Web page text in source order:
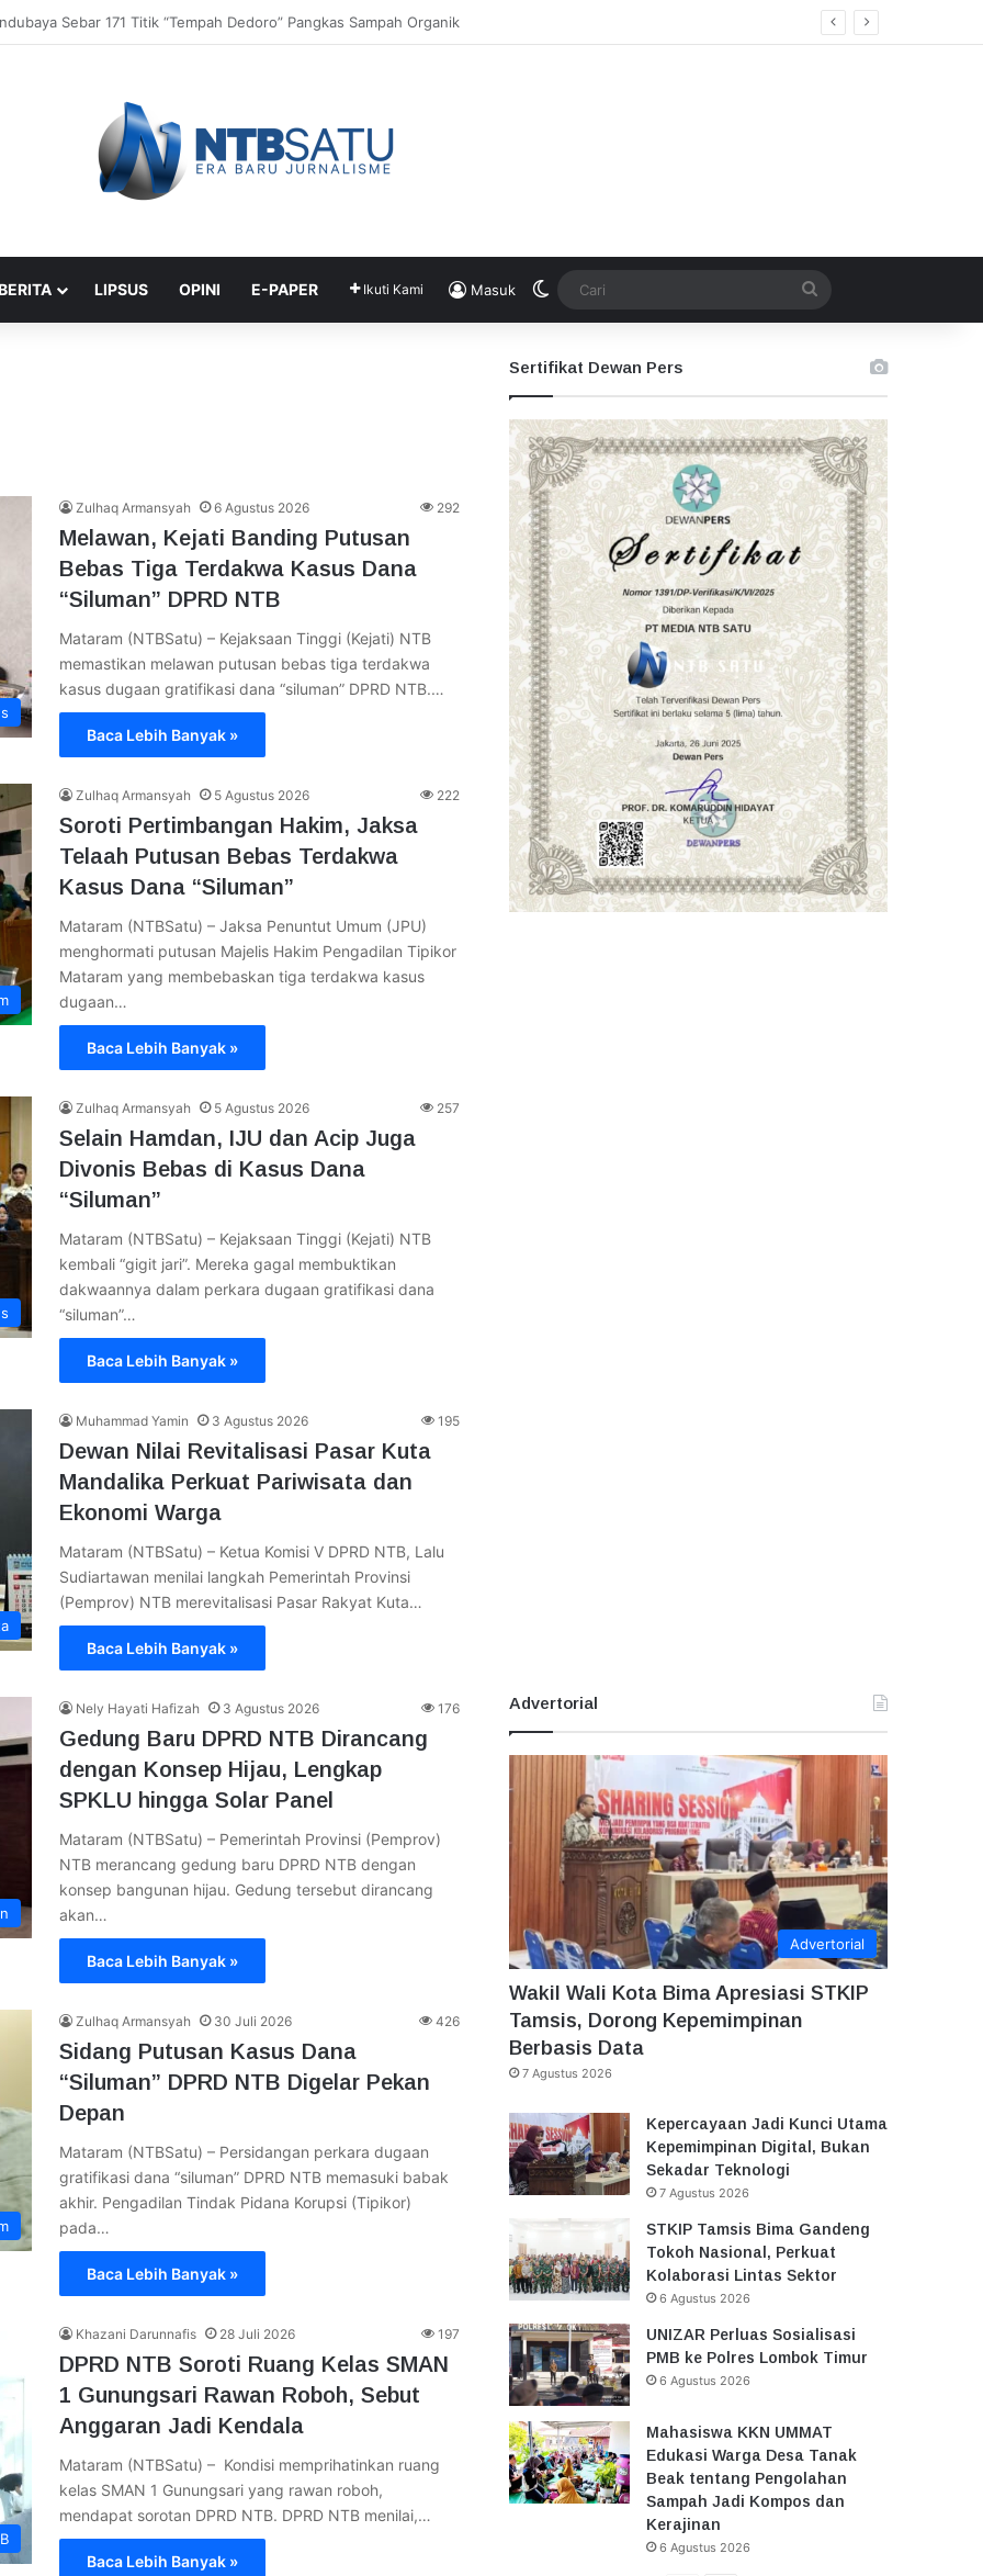
Experience” Dorong UMKM dan Tenun Lokal
LIPSUS OPINI E-PAPER Ikuti Kami Masuk Switch skin
Zulhaq Armansyah 6 Agustus 2026 292
Melawan, Kejati Banding Putusan
Bebas Tiga Terdakwa Kasus Dana
“Siluman” DPRD NTB
Mataram (NTBSatu) – Kejaksaan Tinggi (Kejati) NTB
memastikan melawan putusan bebas tiga terdakwa
kasus dugaan gratifikasi dana “siluman” DPRD NTB.…
Baca Lebih Banyak »
Zulhaq Armansyah 5 Agustus 2026 222
Soroti Pertimbangan Hakim, Jaksa
Telaah Putusan Bebas Terdakwa
Kasus Dana “Siluman”
Mataram (NTBSatu) – Jaksa Penuntut Umum (JPU)
menghormati putusan Majelis Hakim Pengadilan Tipikor
Mataram yang membebaskan tiga terdakwa kasus
dugaan…
Baca Lebih Banyak »
Zulhaq Armansyah 5 Agustus 2026 257
Selain Hamdan, IJU dan Acip Juga
Divonis Bebas di Kasus Dana
“Siluman”
Mataram (NTBSatu) – Kejaksaan Tinggi (Kejati) NTB
kembali “gigit jari”. Mereka gagal membuktikan
dakwaannya dalam perkara dugaan gratifikasi dana
“siluman”…
Baca Lebih Banyak »
Muhammad Yamin 3 Agustus 2026 195
Dewan Nilai Revitalisasi Pasar Kuta
Mandalika Perkuat Pariwisata dan
Ekonomi Warga
Mataram (NTBSatu) – Ketua Komisi V DPRD NTB, Lalu
Sudiartawan menilai langkah Pemerintah Provinsi
(Pemprov) NTB merevitalisasi Pasar Rakyat Kuta…
Baca Lebih Banyak »
Nely Hayati Hafizah 3 Agustus 2026 176
Gedung Baru DPRD NTB Dirancang
dengan Konsep Hijau, Lengkap
SPKLU hingga Solar Panel
Mataram (NTBSatu) – Pemerintah Provinsi (Pemprov)
NTB merancang gedung baru DPRD NTB dengan
konsep bangunan hijau. Gedung tersebut dirancang
akan…
Baca Lebih Banyak »
Zulhaq Armansyah 30 Juli 2026 426
Sidang Putusan Kasus Dana
“Siluman” DPRD NTB Digelar Pekan
Depan
Mataram (NTBSatu) – Persidangan perkara dugaan
gratifikasi dana “siluman” DPRD NTB memasuki babak
akhir. Pengadilan Tindak Pidana Korupsi (Tipikor)
pada…
Baca Lebih Banyak »
Khazani Darunnafis 28 Juli 2026 197
DPRD NTB Soroti Ruang Kelas SMAN
1 Gunungsari Rawan Roboh, Sebut
Anggaran Jadi Kendala
Mataram (NTBSatu) – Kondisi memprihatinkan ruang
kelas SMAN 1 Gunungsari yang rawan roboh,
mendapat sorotan DPRD NTB. DPRD NTB menilai,…
Baca Lebih Banyak »
Sertifikat Dewan Pers
Advertorial
Advertorial
Wakil Wali Kota Bima Apresiasi STKIP
Tamsis, Dorong Kepemimpinan
Berbasis Data
7 Agustus 2026
Kepercayaan Jadi Kunci Utama
Kepemimpinan Digital, Bukan
Sekadar Teknologi
7 Agustus 2026
STKIP Tamsis Bima Gandeng
Tokoh Nasional, Perkuat
Kolaborasi Lintas Sektor
6 Agustus 2026
UNIZAR Perluas Sosialisasi
PMB ke Polres Lombok Timur
6 Agustus 2026
Mahasiswa KKN UMMAT
Edukasi Warga Desa Tanak
Beak tentang Pengolahan
Sampah Jadi Kompos dan
Kerajinan
6 Agustus 2026